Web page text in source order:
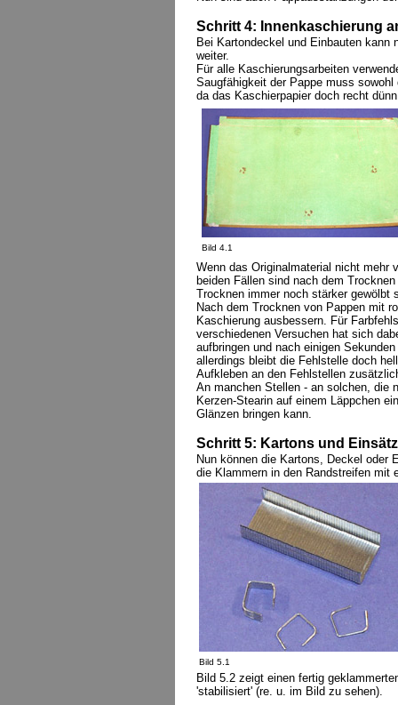
Schritt 4: Innenkaschierung
Bei Kartondeckel und Einbauten
weiter.
Für alle Kaschierungsarbeiten
Saugfähigkeit der Pappe muss
da das Kaschierpapier doch recht
Bild 4.1
Wenn das Originalmaterial nicht mehr
beiden Fällen sind nach dem
Trocknen immer noch stärker gewölbt
Nach dem Trocknen von Pappen mit
Kaschierung ausbessern. Für
verschiedenen Versuchen hat sich
aufbringen und nach einigen
allerdings bleibt die Fehlstelle doch
Aufkleben an den Fehlstellen
An manchen Stellen - an solchen, die
Kerzen-Stearin auf einem Läppchen
Glänzen bringen kann.
Schritt 5: Kartons und
Nun können die Kartons, Deckel oder
die Klammern in den Randstreifen mit
Bild 5.1
Bild 5.2 zeigt einen fertig
'stabilisiert' (re. u. im Bild zu sehen).